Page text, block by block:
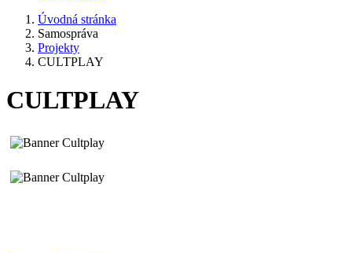
Úvodná stránka
Samospráva
Projekty
CULTPLAY
CULTPLAY